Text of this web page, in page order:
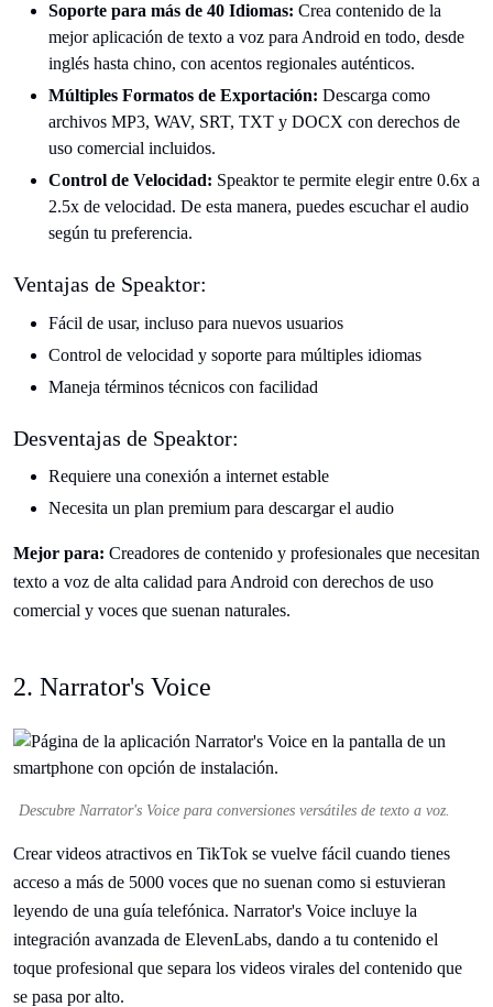
Soporte para más de 40 Idiomas: Crea contenido de la
mejor aplicación de texto a voz para Android en todo, desde
inglés hasta chino, con acentos regionales auténticos.
Múltiples Formatos de Exportación: Descarga como
archivos MP3, WAV, SRT, TXT y DOCX con derechos de
uso comercial incluidos.
Control de Velocidad: Speaktor te permite elegir entre 0.6x a
2.5x de velocidad. De esta manera, puedes escuchar el audio
según tu preferencia.
Ventajas de Speaktor:
Fácil de usar, incluso para nuevos usuarios
Control de velocidad y soporte para múltiples idiomas
Maneja términos técnicos con facilidad
Desventajas de Speaktor:
Requiere una conexión a internet estable
Necesita un plan premium para descargar el audio
Mejor para: Creadores de contenido y profesionales que necesitan
texto a voz de alta calidad para Android con derechos de uso
comercial y voces que suenan naturales.
2. Narrator's Voice
Descubre Narrator's Voice para conversiones versátiles de texto a voz.
Crear videos atractivos en TikTok se vuelve fácil cuando tienes
acceso a más de 5000 voces que no suenan como si estuvieran
leyendo de una guía telefónica. Narrator's Voice incluye la
integración avanzada de ElevenLabs, dando a tu contenido el
toque profesional que separa los videos virales del contenido que
se pasa por alto.